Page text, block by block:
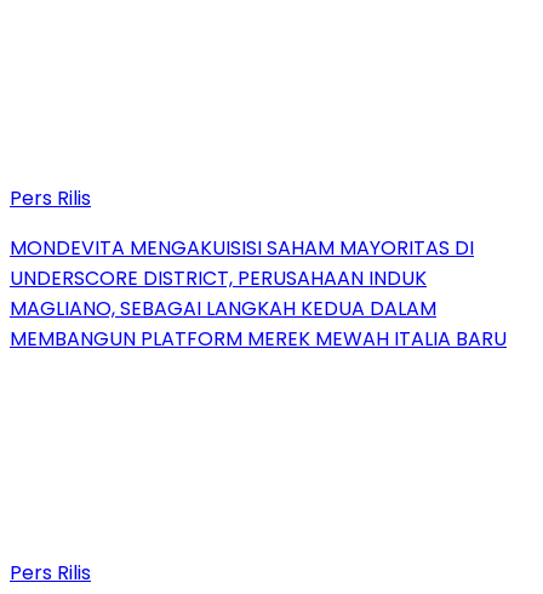
Pers Rilis
MONDEVITA MENGAKUISISI SAHAM MAYORITAS DI
UNDERSCORE DISTRICT, PERUSAHAAN INDUK
MAGLIANO, SEBAGAI LANGKAH KEDUA DALAM
MEMBANGUN PLATFORM MEREK MEWAH ITALIA BARU
Pers Rilis